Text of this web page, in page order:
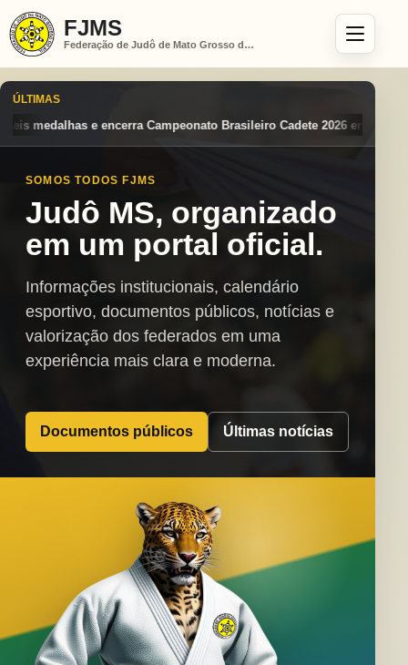
FJMS
Federação de Judô de Mato Grosso do Sul
ÚLTIMAS
Brasileiro Cadete 2026 entre os destaques nacionais Mato
SOMOS TODOS FJMS
Judô MS, organizado
em um portal oficial.
Informações institucionais, calendário
esportivo, documentos públicos, notícias e
valorização dos federados em uma
experiência mais clara e moderna.
Documentos públicos Últimas notícias